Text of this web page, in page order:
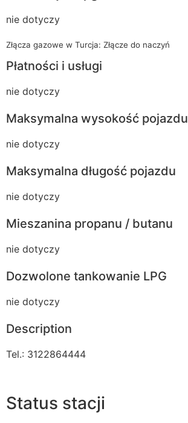
nie dotyczy
Złącza gazowe w Turcja: Złącze do naczyń
Płatności i usługi
nie dotyczy
Maksymalna wysokość pojazdu
nie dotyczy
Maksymalna długość pojazdu
nie dotyczy
Mieszanina propanu / butanu
nie dotyczy
Dozwolone tankowanie LPG
nie dotyczy
Description
Tel.: 3122864444
Status stacji